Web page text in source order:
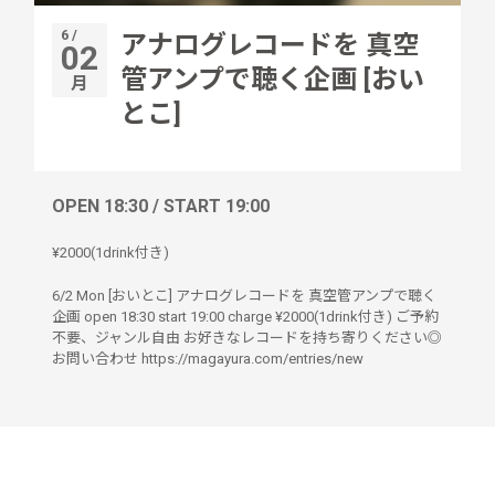
6 /
02
月
アナログレコードを 真空
管アンプで聴く企画 [おい
とこ]
OPEN 18:30 / START 19:00
¥2000(1drink付き)
6/2 Mon [おいとこ] アナログレコードを 真空管アンプで聴く
企画 open 18:30 start 19:00 charge ¥2000(1drink付き) ご予約
不要、ジャンル自由 お好きなレコードを持ち寄りください◎
お問い合わせ https://magayura.com/entries/new